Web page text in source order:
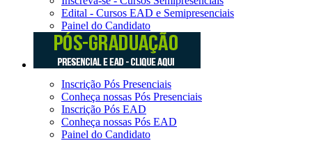
Edital - Cursos EAD e Semipresenciais
Painel do Candidato
Inscrição Pós Presenciais
Conheça nossas Pós Presenciais
Inscrição Pós EAD
Conheça nossas Pós EAD
Painel do Candidato